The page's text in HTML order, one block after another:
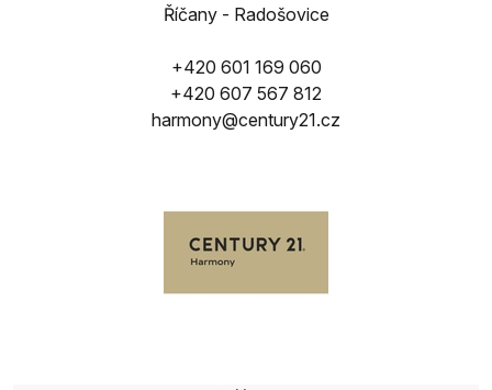
Říčany - Radošovice
+420 601 169 060
+420 607 567 812
harmony@century21.cz